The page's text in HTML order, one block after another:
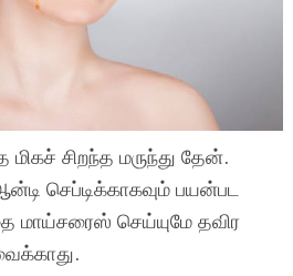
சிறந்த மருந்து தேன்.
செப்டிக்காகவும் பயன்பட
மாய்சரைஸ் செய்யுமே தவிர